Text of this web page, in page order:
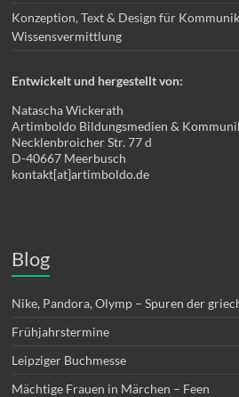
Konzeption, Text & Design für
Wissensvermittlung
Entwickelt und hergestellt von:
Natascha Wickerath
Artimboldo Bildungsmedien &
Necklenbroicher Str. 77 d
D-40667 Meerbusch
kontakt[at]artimboldo.de
Blog
Nike, Pandora, Olymp – Spuren der
Frühjahrstermine
Leipziger Buchmesse
Mächtige Frauen in Märchen – Feen